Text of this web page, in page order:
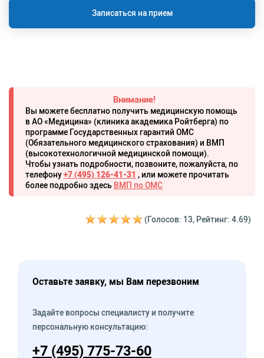
Записаться на прием
Внимание!
Вы можете бесплатно получить медицинскую помощь
в АО «Медицина» (клиника академика Ройтберга) по
программе Государственных гарантий ОМС
(Обязательного медицинского страхования) и ВМП
(высокотехнологичной медицинской помощи).
Чтобы узнать подробности, позвоните, пожалуйста, по
телефону+7 (495) 126-41-31 , или можете прочитать
более подробно здесь ВМП по ОМС
(Голосов: 13, Рейтинг: 4.69)
Оставьте заявку, мы Вам перезвоним
Задайте вопросы специалисту и получите
персональную консультацию:
+7 (495) 775-73-60